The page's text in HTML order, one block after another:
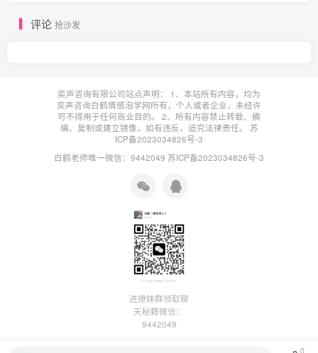
评论 抢沙发
奕声咨询有限公司站点声明： 1、本站所有内容，均为
奕声咨询白鹤情感泡学网所有，个人或者企业，未经许
可不得用于任何商业目的。 2、所有内容禁止转载、摘
编、复制或建立镜像，如有违反，追究法律责任。 苏
ICP备2023034826号-3
白鹤老师唯一微信：9442049 苏ICP备2023034826号-3
进撩妹群领取聊
天秘籍微信：
9442049
0